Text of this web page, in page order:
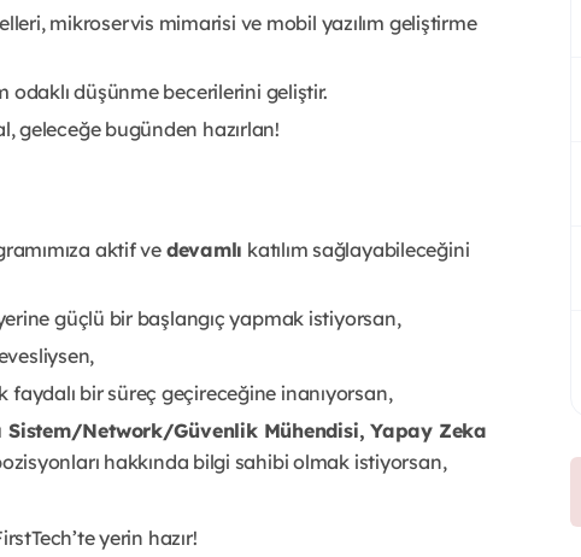
mikroservis mimarisi ve mobil yazılım geliştirme
odaklı düşünme becerilerini geliştir.
geleceğe bugünden hazırlan!
aktif ve devamlı katılım sağlayabileceğini
güçlü bir başlangıç yapmak istiyorsan,
faydalı bir süreç geçireceğine inanıyorsan,
Sistem/Network/Güvenlik Mühendisi, Yapay Zeka
hakkında bilgi sahibi olmak istiyorsan,
yerin hazır!